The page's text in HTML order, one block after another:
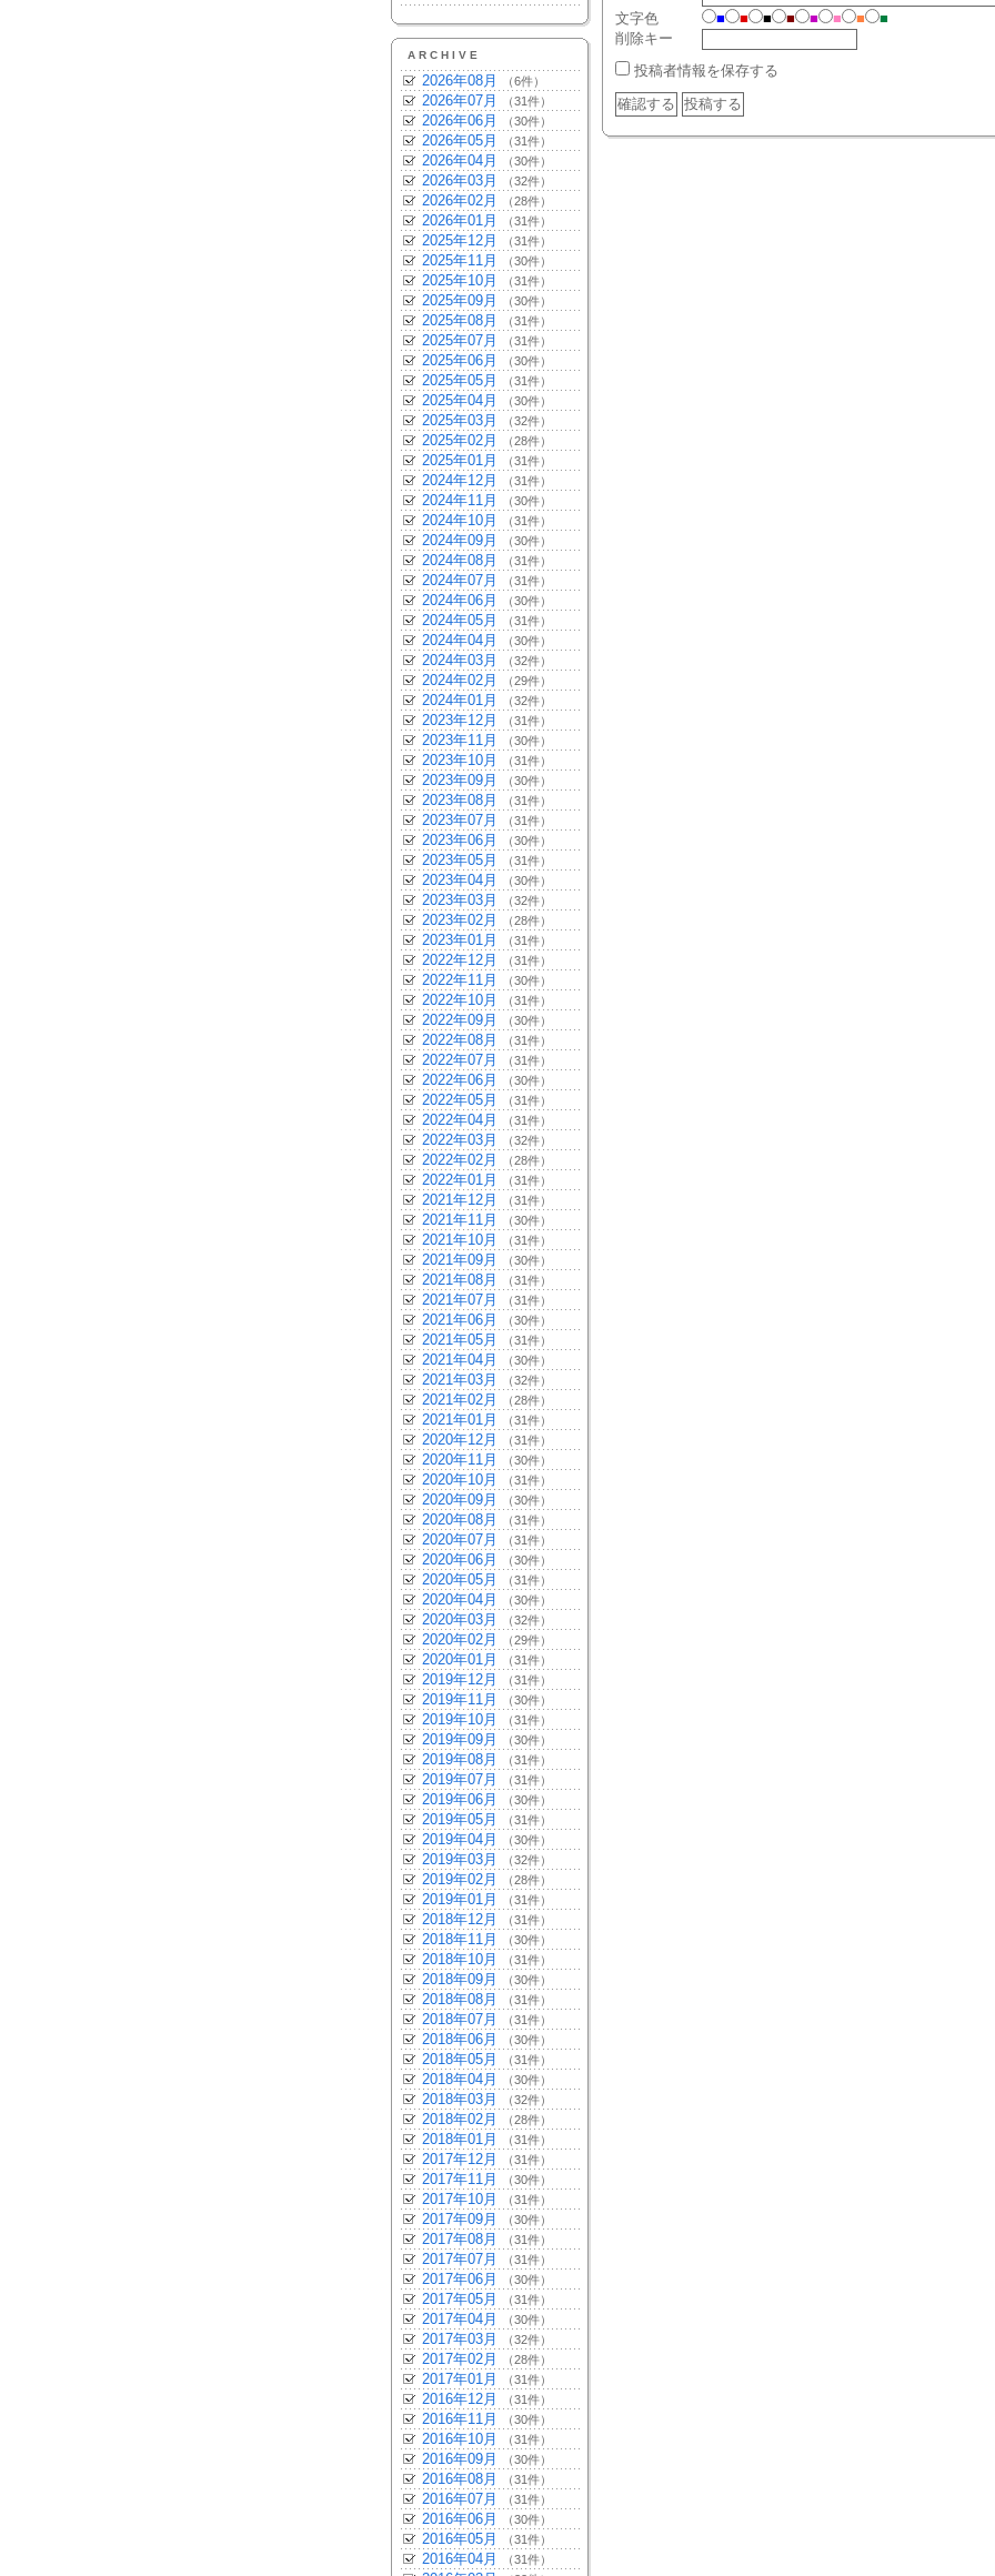
ARCHIVE
2026年08月 （6件）
2026年07月 （31件）
2026年06月 （30件）
2026年05月 （31件）
2026年04月 （30件）
2026年03月 （32件）
2026年02月 （28件）
2026年01月 （31件）
2025年12月 （31件）
2025年11月 （30件）
2025年10月 （31件）
2025年09月 （30件）
2025年08月 （31件）
2025年07月 （31件）
2025年06月 （30件）
2025年05月 （31件）
2025年04月 （30件）
2025年03月 （32件）
2025年02月 （28件）
2025年01月 （31件）
2024年12月 （31件）
2024年11月 （30件）
2024年10月 （31件）
2024年09月 （30件）
2024年08月 （31件）
2024年07月 （31件）
2024年06月 （30件）
2024年05月 （31件）
2024年04月 （30件）
2024年03月 （32件）
2024年02月 （29件）
2024年01月 （32件）
2023年12月 （31件）
2023年11月 （30件）
2023年10月 （31件）
2023年09月 （30件）
2023年08月 （31件）
2023年07月 （31件）
2023年06月 （30件）
2023年05月 （31件）
2023年04月 （30件）
2023年03月 （32件）
2023年02月 （28件）
2023年01月 （31件）
2022年12月 （31件）
2022年11月 （30件）
2022年10月 （31件）
2022年09月 （30件）
2022年08月 （31件）
2022年07月 （31件）
2022年06月 （30件）
2022年05月 （31件）
2022年04月 （31件）
2022年03月 （32件）
2022年02月 （28件）
2022年01月 （31件）
2021年12月 （31件）
2021年11月 （30件）
2021年10月 （31件）
2021年09月 （30件）
2021年08月 （31件）
2021年07月 （31件）
2021年06月 （30件）
2021年05月 （31件）
2021年04月 （30件）
2021年03月 （32件）
2021年02月 （28件）
2021年01月 （31件）
2020年12月 （31件）
2020年11月 （30件）
2020年10月 （31件）
2020年09月 （30件）
2020年08月 （31件）
2020年07月 （31件）
2020年06月 （30件）
2020年05月 （31件）
2020年04月 （30件）
2020年03月 （32件）
2020年02月 （29件）
2020年01月 （31件）
2019年12月 （31件）
2019年11月 （30件）
2019年10月 （31件）
2019年09月 （30件）
2019年08月 （31件）
2019年07月 （31件）
2019年06月 （30件）
2019年05月 （31件）
2019年04月 （30件）
2019年03月 （32件）
2019年02月 （28件）
2019年01月 （31件）
2018年12月 （31件）
2018年11月 （30件）
2018年10月 （31件）
2018年09月 （30件）
2018年08月 （31件）
2018年07月 （31件）
2018年06月 （30件）
2018年05月 （31件）
2018年04月 （30件）
2018年03月 （32件）
2018年02月 （28件）
2018年01月 （31件）
2017年12月 （31件）
2017年11月 （30件）
2017年10月 （31件）
2017年09月 （30件）
2017年08月 （31件）
2017年07月 （31件）
2017年06月 （30件）
2017年05月 （31件）
2017年04月 （30件）
2017年03月 （32件）
2017年02月 （28件）
2017年01月 （31件）
2016年12月 （31件）
2016年11月 （30件）
2016年10月 （31件）
2016年09月 （30件）
2016年08月 （31件）
2016年07月 （31件）
2016年06月 （30件）
2016年05月 （31件）
2016年04月 （31件）
文字色 ■ ■ ■ ■ ■ ■ ■
■
削除キー
投稿者情報を保存する